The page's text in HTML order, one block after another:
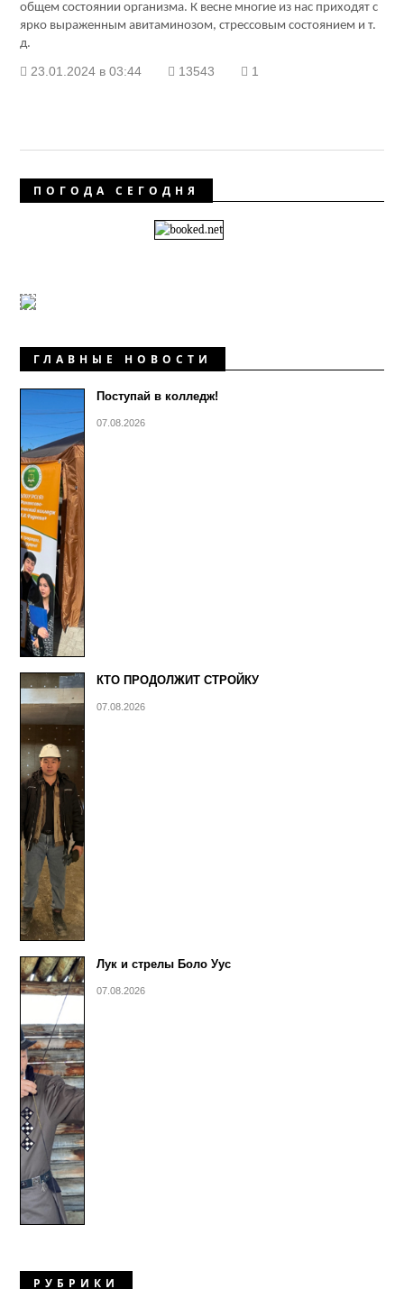
общем состоянии организма. К весне многие из нас приходят с
ярко выраженным авитаминозом, стрессовым состоянием и т.
д.
23.01.2024 в 03:44 13543 1
ПОГОДА СЕГОДНЯ
ГЛАВНЫЕ НОВОСТИ
Поступай в колледж!
07.08.2026
КТО ПРОДОЛЖИТ СТРОЙКУ
07.08.2026
Лук и стрелы Боло Уус
07.08.2026
РУБРИКИ